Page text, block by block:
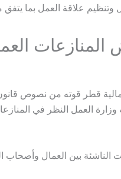
علاقة العمل بما يتفق
(6) التي خوّلت وزارة العمل النظر
الناشئة بين العمال وأصحاب